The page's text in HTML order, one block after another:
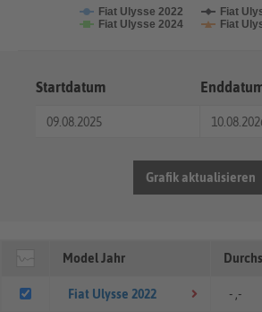
Fiat Ulysse 2022
Fiat
Fiat Ulysse 2024
Fiat
Startdatum
Grafik aktualisieren
Model Jahr
Fiat Ulysse 2022 - ,-